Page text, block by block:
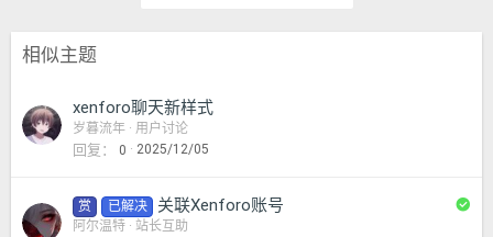
相似主题
xenforo聊天新样式
岁暮流年 用户讨论
回复 0 2025/12/05
赏 已解决 关联Xenforo账号
阿尔温特 站长互助